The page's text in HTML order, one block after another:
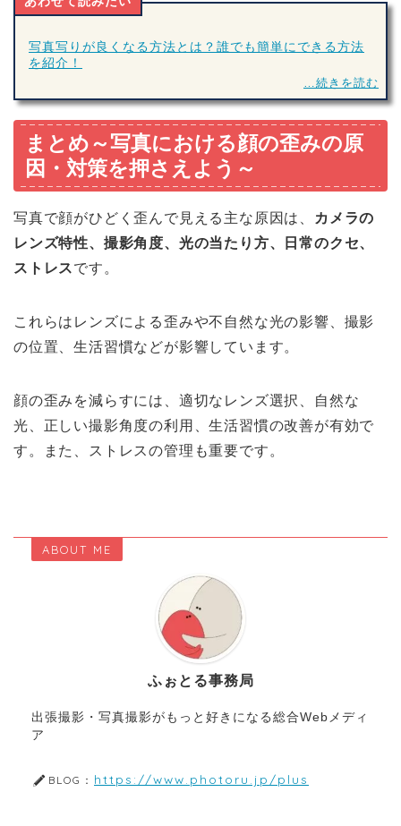
写真写りが良くなる方法とは？誰でも簡単にできる方法
を紹介！
…続きを読む
まとめ～写真における顔の歪みの原
因・対策を押さえよう～
写真で顔がひどく歪んで見える主な原因は、
カメラの
レンズ特性、撮影角度、光の当たり方、日常のクセ、
ストレスです。
これらはレンズによる歪みや不自然な光の影響、撮影
の位置、生活習慣などが影響しています。
顔の歪みを減らすには、適切なレンズ選択、自然な
光、正しい撮影角度の利用、生活習慣の改善が有効で
す。また、ストレスの管理も重要です。
ABOUT ME
ふぉとる事務局
出張撮影・写真撮影がもっと好きになる総合Webメディ
ア
BLOG： https://www.photoru.jp/plus